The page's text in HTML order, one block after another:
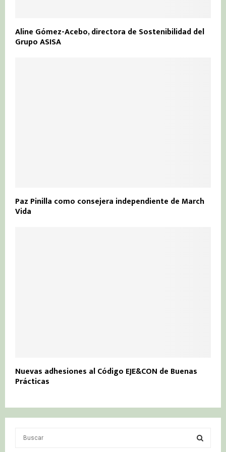
Aline Gómez-Acebo, directora de Sostenibilidad del
Grupo ASISA
Paz Pinilla como consejera independiente de March
Vida
Nuevas adhesiones al Código EJE&CON de Buenas
Prácticas